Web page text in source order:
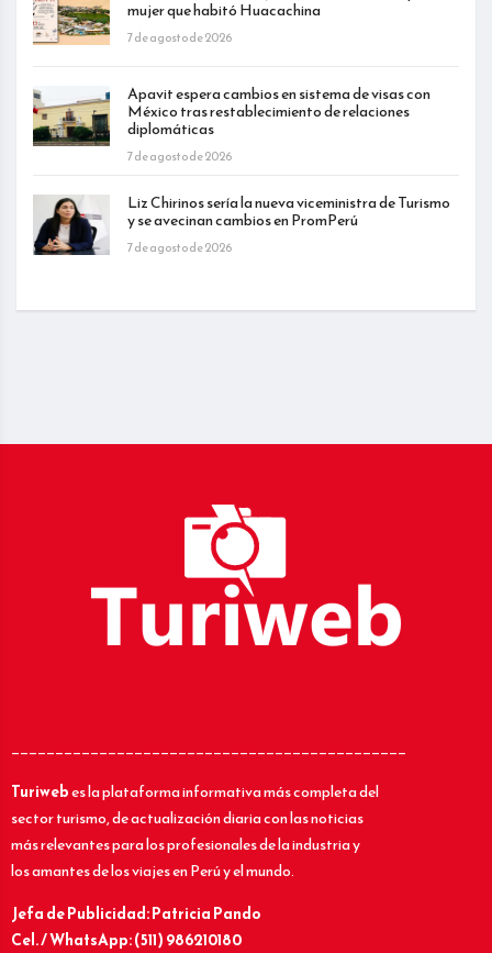
mujer que habitó Huacachina
7 de agosto de 2026
Apavit espera cambios en sistema de visas con
México tras restablecimiento de relaciones
diplomáticas
7 de agosto de 2026
Liz Chirinos sería la nueva viceministra de Turismo
y se avecinan cambios en PromPerú
7 de agosto de 2026
_____________________________________________
Turiwebes la plataforma informativa más completa del
sector turismo, de actualización diaria con las noticias
más relevantes para los profesionales de la industria y
los amantes de los viajes en Perú y el mundo.
Jefa de Publicidad: Patricia Pando
Cel. / WhatsApp: (511) 986210180